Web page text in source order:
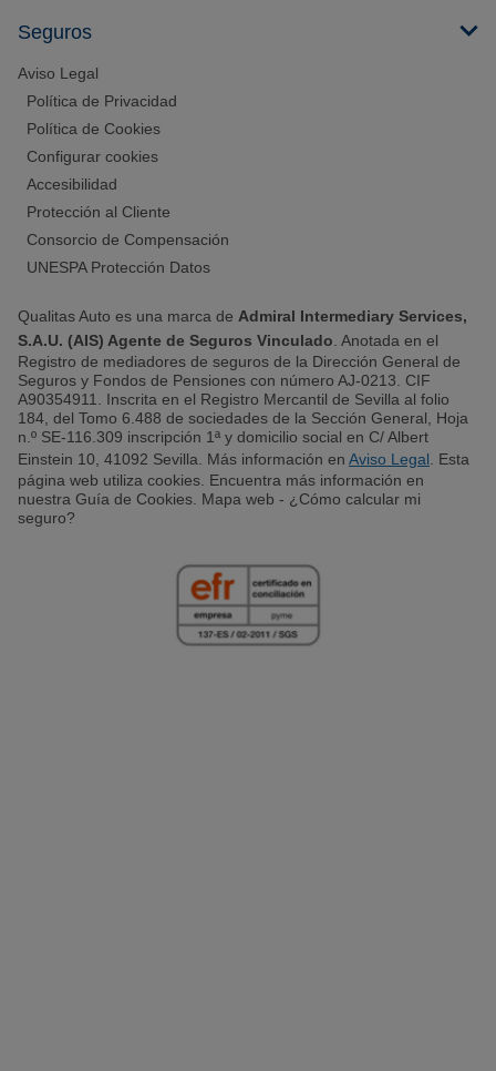
Seguros
Aviso Legal
Política de Privacidad
Política de Cookies
Configurar cookies
Accesibilidad
Protección al Cliente
Consorcio de Compensación
UNESPA Protección Datos
Qualitas Auto es una marca de Admiral Intermediary Services,
S.A.U. (AIS) Agente de Seguros Vinculado . Anotada en el
Registro de mediadores de seguros de la Dirección General de
Seguros y Fondos de Pensiones con número AJ-0213. CIF
A90354911. Inscrita en el Registro Mercantil de Sevilla al folio
184, del Tomo 6.488 de sociedades de la Sección General, Hoja
n.º SE-116.309 inscripción 1ª y domicilio social en C/ Albert
Einstein 10, 41092 Sevilla. Más información en Aviso Legal . Esta
página web utiliza cookies. Encuentra más información en
nuestra Guía de Cookies. Mapa web - ¿Cómo calcular mi
seguro?